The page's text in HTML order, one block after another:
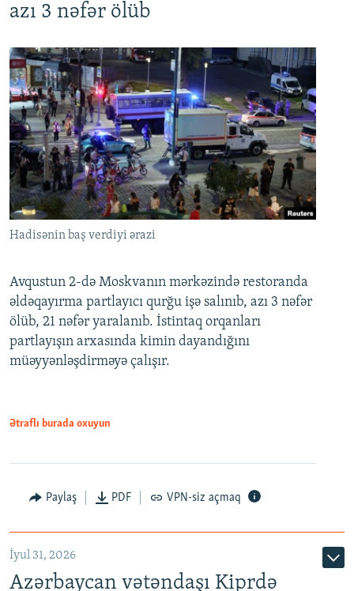
azı 3 nəfər ölüb
Hadisənin baş verdiyi ərazi
Avqustun 2-də Moskvanın mərkəzində restoranda
əldəqayırma partlayıcı qurğu işə salınıb, azı 3 nəfər
ölüb, 21 nəfər yaralanıb. İstintaq orqanları
partlayışın arxasında kimin dayandığını
müəyyənləşdirməyə çalışır.
Ətraflı burada oxuyun
Paylaş PDF VPN-siz açmaq
İyul 31, 2026
Azərbaycan vətəndaşı Kiprdə